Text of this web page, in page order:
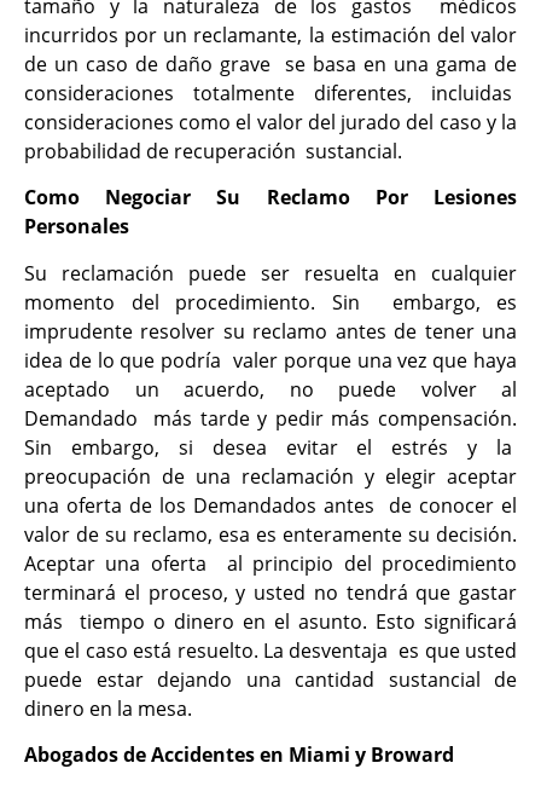
tamaño y la naturaleza de los gastos médicos
incurridos por un reclamante, la estimación del valor
de un caso de daño grave se basa en una gama de
consideraciones totalmente diferentes, incluidas
consideraciones como el valor del jurado del caso y la
probabilidad de recuperación sustancial.
Como Negociar Su Reclamo Por Lesiones
Personales
Su reclamación puede ser resuelta en cualquier
momento del procedimiento. Sin embargo, es
imprudente resolver su reclamo antes de tener una
idea de lo que podría valer porque una vez que haya
aceptado un acuerdo, no puede volver al
Demandado más tarde y pedir más compensación.
Sin embargo, si desea evitar el estrés y la
preocupación de una reclamación y elegir aceptar
una oferta de los Demandados antes de conocer el
valor de su reclamo, esa es enteramente su decisión.
Aceptar una oferta al principio del procedimiento
terminará el proceso, y usted no tendrá que gastar
más tiempo o dinero en el asunto. Esto significará
que el caso está resuelto. La desventaja es que usted
puede estar dejando una cantidad sustancial de
dinero en la mesa.
Abogados de Accidentes en Miami y Broward